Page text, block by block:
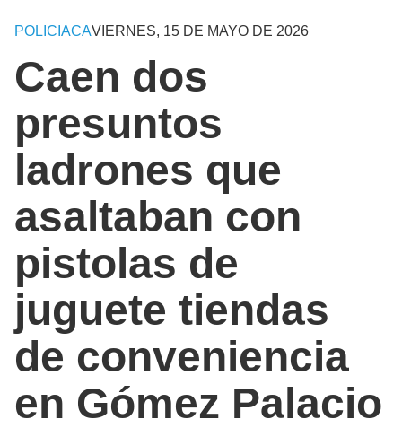
POLICIACAVIERNES, 15 DE MAYO DE 2026
Caen dos
presuntos
ladrones que
asaltaban con
pistolas de
juguete tiendas
de conveniencia
en Gómez Palacio